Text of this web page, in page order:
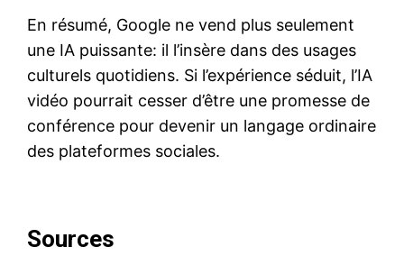
En résumé, Google ne vend plus seulement
une IA puissante: il l’insère dans des usages
culturels quotidiens. Si l’expérience séduit, l’IA
vidéo pourrait cesser d’être une promesse de
conférence pour devenir un langage ordinaire
des plateformes sociales.
Sources